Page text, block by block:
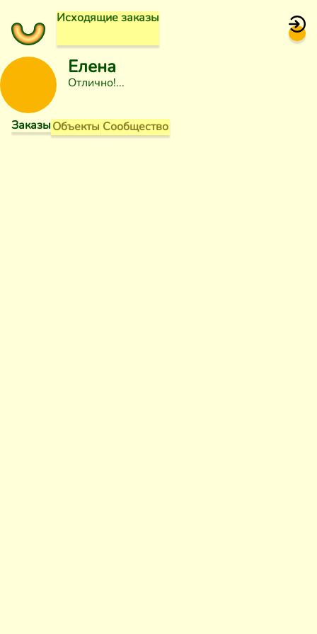
Исходящие заказы
Елена
Отлично!
ЗаказыОбъекты Сообщество